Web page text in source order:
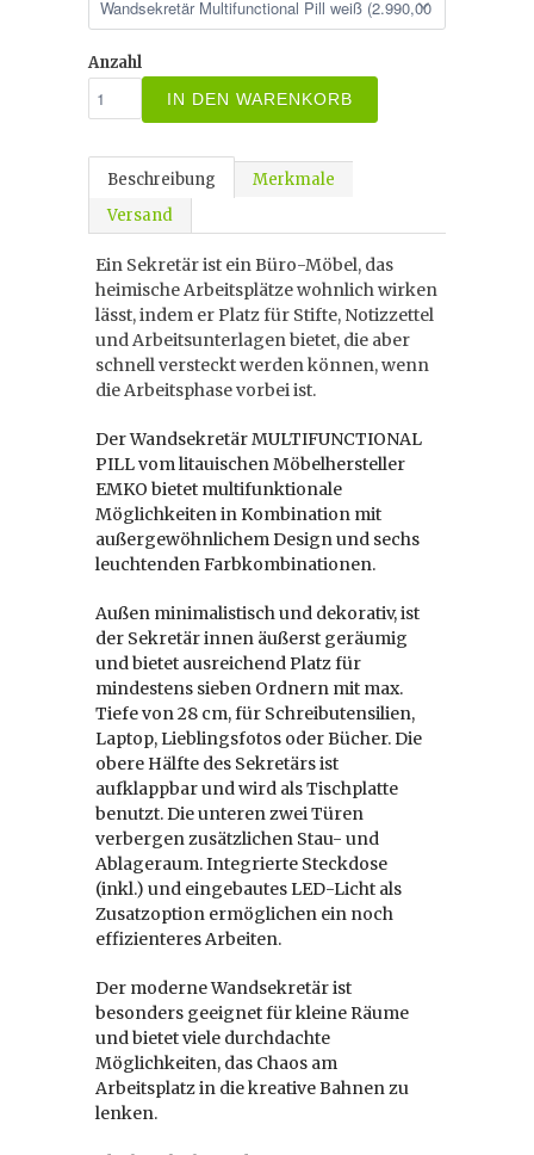
Anzahl
IN DEN WARENKORB
Beschreibung
Merkmale
Versand
Ein Sekretär ist ein Büro-Möbel, das
heimische Arbeitsplätze wohnlich wirken
lässt, indem er Platz für Stifte, Notizzettel
und Arbeitsunterlagen bietet, die aber
schnell versteckt werden können, wenn
die Arbeitsphase vorbei ist.
Der Wandsekretär MULTIFUNCTIONAL
PILL vom litauischen Möbelhersteller
EMKO bietet multifunktionale
Möglichkeiten in Kombination mit
außergewöhnlichem Design und sechs
leuchtenden Farbkombinationen.
Außen minimalistisch und dekorativ, ist
der Sekretär innen äußerst geräumig
und bietet ausreichend Platz für
mindestens sieben Ordnern mit max.
Tiefe von 28 cm, für Schreibutensilien,
Laptop, Lieblingsfotos oder Bücher. Die
obere Hälfte des Sekretärs ist
aufklappbar und wird als Tischplatte
benutzt. Die unteren zwei Türen
verbergen zusätzlichen Stau- und
Ablageraum. Integrierte Steckdose
(inkl.) und eingebautes LED-Licht als
Zusatzoption ermöglichen ein noch
effizienteres Arbeiten.
Der moderne Wandsekretär ist
besonders geeignet für kleine Räume
und bietet viele durchdachte
Möglichkeiten, das Chaos am
Arbeitsplatz in die kreative Bahnen zu
lenken.